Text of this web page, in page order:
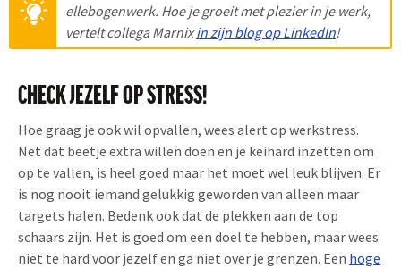
ellebogenwerk. Hoe je groeit met plezier in je werk,
vertelt collega Marnixin zijn blog op LinkedIn!
CHECK JEZELF OP STRESS!
Hoe graag je ook wil opvallen, wees alert op werkstress.
Net dat beetje extra willen doen en je keihard inzetten om
op te vallen, is heel goed maar het moet wel leuk blijven. Er
is nog nooit iemand gelukkig geworden van alleen maar
targets halen. Bedenk ook dat de plekken aan de top
schaars zijn. Het is goed om een doel te hebben, maar wees
niet te hard voor jezelf en ga niet over je grenzen. Een hoge